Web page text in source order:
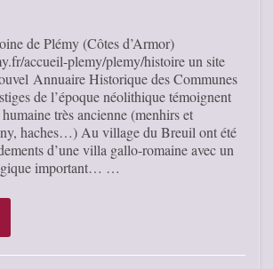
de Plémy (Côtes d’Armor)
accueil-plemy/plemy/histoire un site
Annuaire Historique des Communes
de l’époque néolithique témoignent
très ancienne (menhirs et
haches…) Au village du Breuil ont été
d’une villa gallo-romaine avec un
important… …